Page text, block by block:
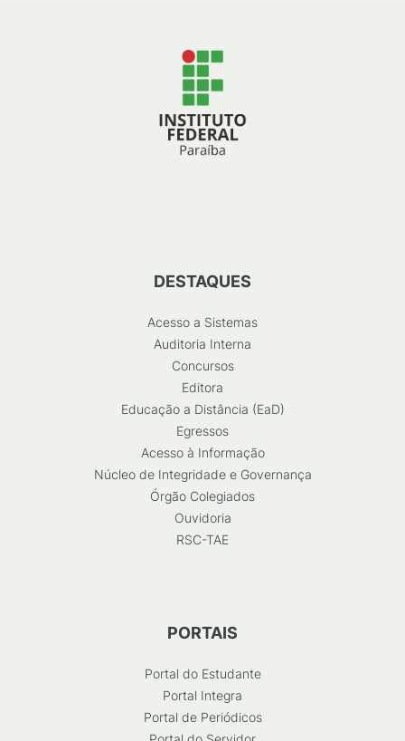
DESTAQUES
Acesso a Sistemas
Auditoria Interna
Concursos
Editora
Educação a Distância (EaD)
Egressos
Acesso à Informação
Núcleo de Integridade e Governança
Órgão Colegiados
Ouvidoria
RSC-TAE
PORTAIS
Portal do Estudante
Portal Integra
Portal de Periódicos